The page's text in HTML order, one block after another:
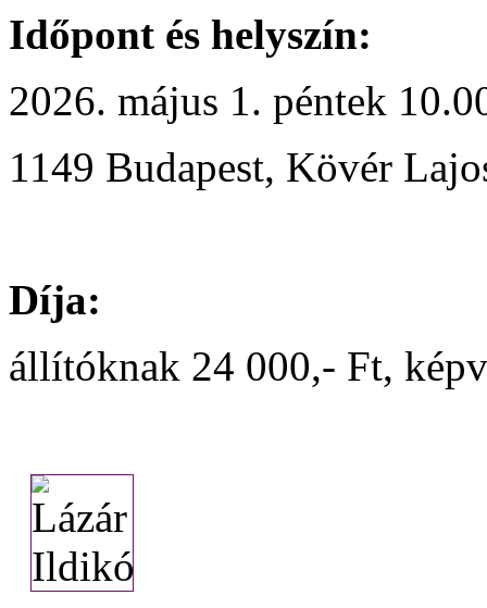
Időpont és helyszín:
2026. május 1. péntek
1149 Budapest, Kövér
Díja:
állítóknak 24 000,- Ft,